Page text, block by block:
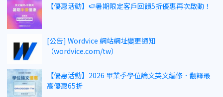
【優惠活動】🍉暑期限定客戶回饋5折優惠再次啟動！
[公告] Wordvice 網站網址變更通知
（wordvice.com/tw）
【優惠活動】2026 畢業季學位論文英文編修．翻譯最
高優惠65折